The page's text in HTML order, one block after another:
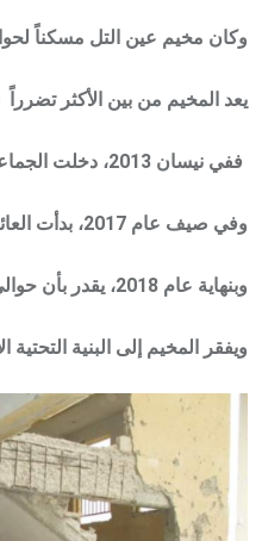
وكان مخيم عين التل مسكناً لحوالي 7,000 شخص، وانتقلت حوالي 300 عائلة من مخيم النيرب إلى مساكن تم بناؤها حديثاً في عين التلوذلك ضمن مشروع تم البدء به في عام 2003 لتقليل
يعد المخيم من بين الأكثر
ففي نيسان 2013، دخلت الجماعات المسلحة مخيم عين التل، وأجبرت كافة السكان على النزوح من المخيم الذي أصابه دمار هائل يقدرب70 بالمئة منه وتهجير اللاجئين من المخيم.
وفي صيف عام 2017، بدأت العائلات بالعودة إلى مخيم عين التل، وقد كانت معظم تلك العائلات قد نزحت إلى ملاجئ جماعية حكومية فيمدينة حلب.
وبنهاية عام 2018، يقدر بأن حوالي 120 عائلة لاجئة من فلسطين كانت قد عادت للمخيم، بالإضافة إلى قلة من العائلات السورية.
ويفقر المخيم إلى البنية التحتية الأساسية، بما في ذلك المياه والصرف الصحي